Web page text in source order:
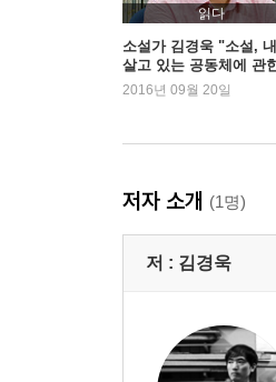
읽다
소설가 김경욱 "소설,
살고 있는 공동체에 관
문"
2016년 09월 20일
저자 소개 (1명)
저 : 김경욱